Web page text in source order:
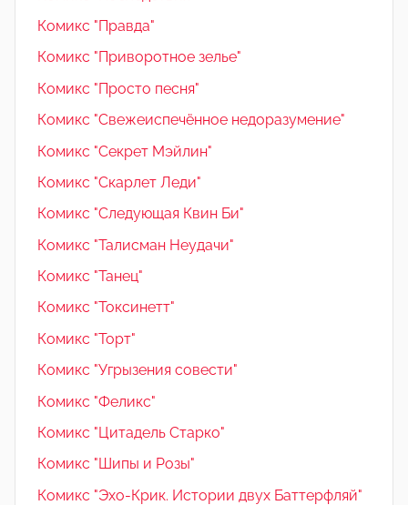
Комикс "Правда"
Комикс "Приворотное зелье"
Комикс "Просто песня"
Комикс "Свежеиспечённое недоразумение"
Комикс "Секрет Мэйлин"
Комикс "Скарлет Леди"
Комикс "Следующая Квин Би"
Комикс "Талисман Неудачи"
Комикс "Танец"
Комикс "Токсинетт"
Комикс "Торт"
Комикс "Угрызения совести"
Комикс "Феликс"
Комикс "Цитадель Старко"
Комикс "Шипы и Розы"
Комикс "Эхо-Крик. Истории двух Баттерфляй"